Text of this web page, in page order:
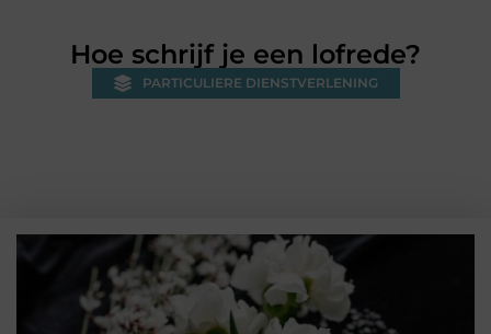
Hoe schrijf je een lofrede?
PARTICULIERE DIENSTVERLENING